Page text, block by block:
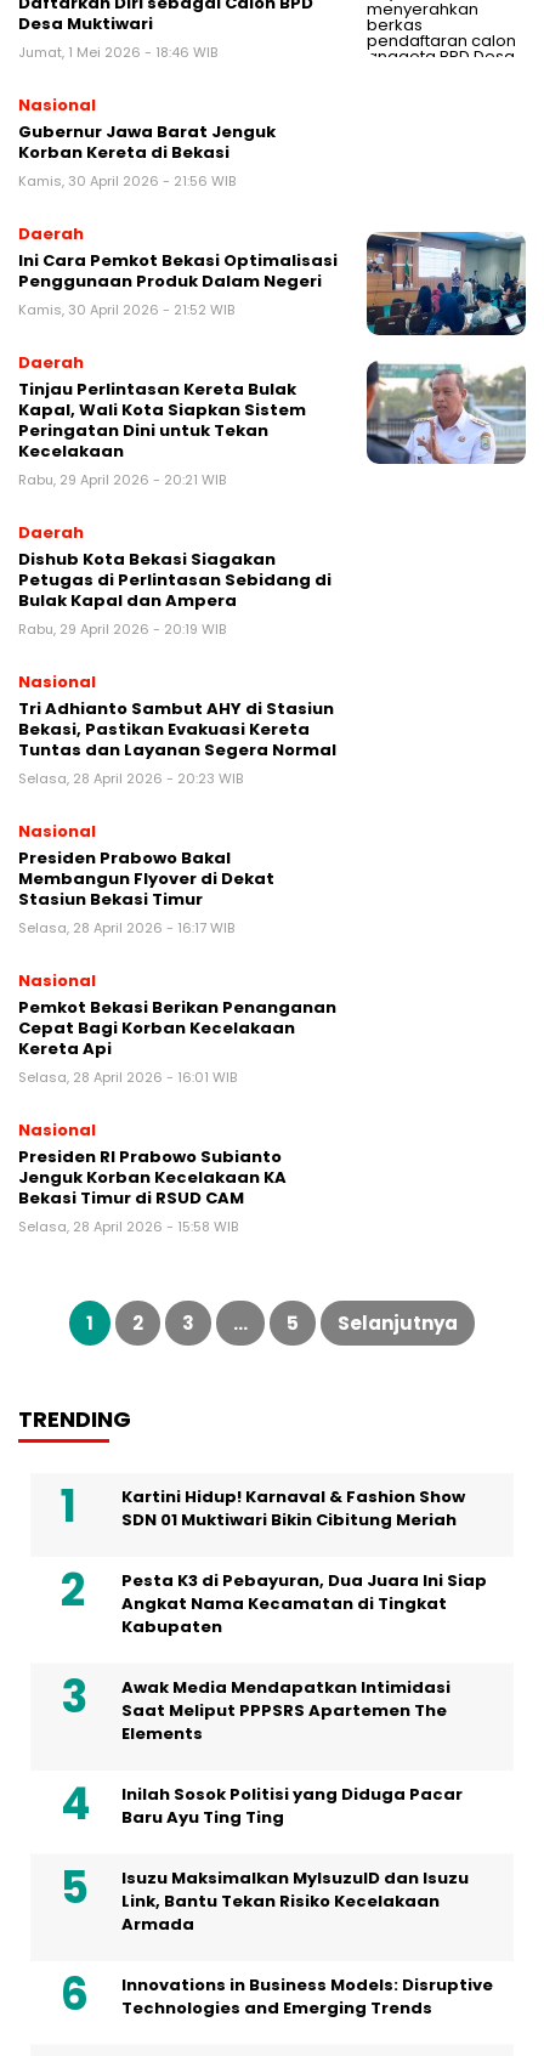
Desa Muktiwari
Jumat, 1 Mei 2026 - 18:46 WIB
Nasional
Gubernur Jawa Barat Jenguk
Korban Kereta di Bekasi
Kamis, 30 April 2026 - 21:56 WIB
Daerah
Ini Cara Pemkot Bekasi Optimalisasi
Penggunaan Produk Dalam Negeri
Kamis, 30 April 2026 - 21:52 WIB
Daerah
Tinjau Perlintasan Kereta Bulak
Kapal, Wali Kota Siapkan Sistem
Peringatan Dini untuk Tekan
Kecelakaan
Rabu, 29 April 2026 - 20:21 WIB
Daerah
Dishub Kota Bekasi Siagakan
Petugas di Perlintasan Sebidang di
Bulak Kapal dan Ampera
Rabu, 29 April 2026 - 20:19 WIB
Nasional
Tri Adhianto Sambut AHY di Stasiun
Bekasi, Pastikan Evakuasi Kereta
Tuntas dan Layanan Segera Normal
Selasa, 28 April 2026 - 20:23 WIB
Nasional
Presiden Prabowo Bakal
Membangun Flyover di Dekat
Stasiun Bekasi Timur
Selasa, 28 April 2026 - 16:17 WIB
Nasional
Pemkot Bekasi Berikan Penanganan
Cepat Bagi Korban Kecelakaan
Kereta Api
Selasa, 28 April 2026 - 16:01 WIB
Nasional
Presiden RI Prabowo Subianto
Jenguk Korban Kecelakaan KA
Bekasi Timur di RSUD CAM
Selasa, 28 April 2026 - 15:58 WIB
Paginasi
pos
1 2 3 … 5 Selanjutnya
TRENDING
Kartini Hidup! Karnaval & Fashion Show
SDN 01 Muktiwari Bikin Cibitung Meriah
Pesta K3 di Pebayuran, Dua Juara Ini Siap
Angkat Nama Kecamatan di Tingkat
Kabupaten
Awak Media Mendapatkan Intimidasi
Saat Meliput PPPSRS Apartemen The
Elements
Inilah Sosok Politisi yang Diduga Pacar
Baru Ayu Ting Ting
Isuzu Maksimalkan MyIsuzuID dan Isuzu
Link, Bantu Tekan Risiko Kecelakaan
Armada
Innovations in Business Models: Disruptive
Technologies and Emerging Trends